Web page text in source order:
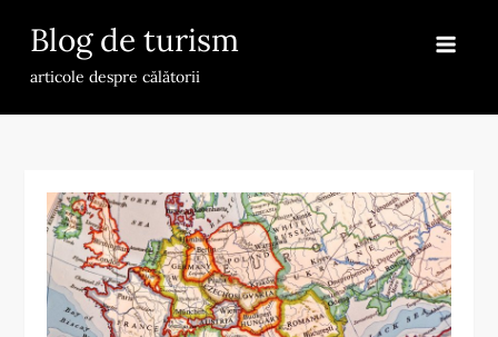
content
Blog de turism
articole despre călătorii